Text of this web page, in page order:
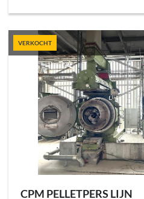
VERKOCHT
CPM PELLETPERS LIJN